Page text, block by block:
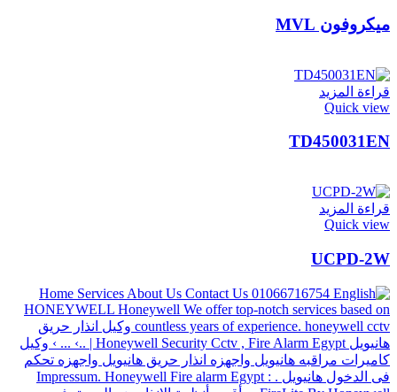
ميكروفون MVL
قراءة المزيد
Quick view
TD450031EN
قراءة المزيد
Quick view
UCPD-2W